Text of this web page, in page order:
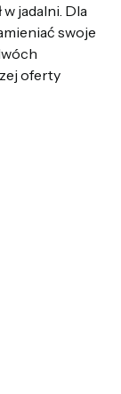
jadalni. Dla
swoje
oferty